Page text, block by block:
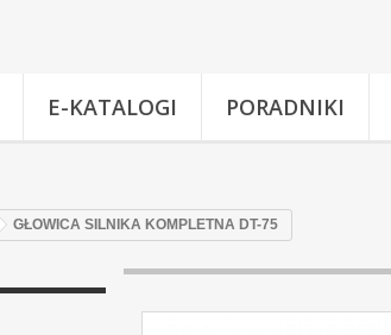
E-KATALOGI PORADNIKI
GŁOWICA SILNIKA KOMPLETNA DT-75